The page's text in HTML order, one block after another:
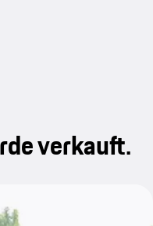
verkauft.